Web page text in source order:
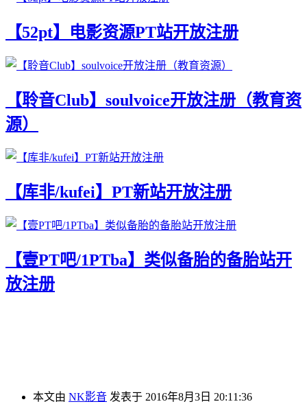
【52pt】电影资源PT站开放注册
【聆音Club】soulvoice开放注册（教育资
源）
【库非/kufei】PT新站开放注册
【壹PT吧/1PTba】类似备胎的备胎站开
放注册
本文由 NK影音 发表于 2016年8月3日 20:11:36